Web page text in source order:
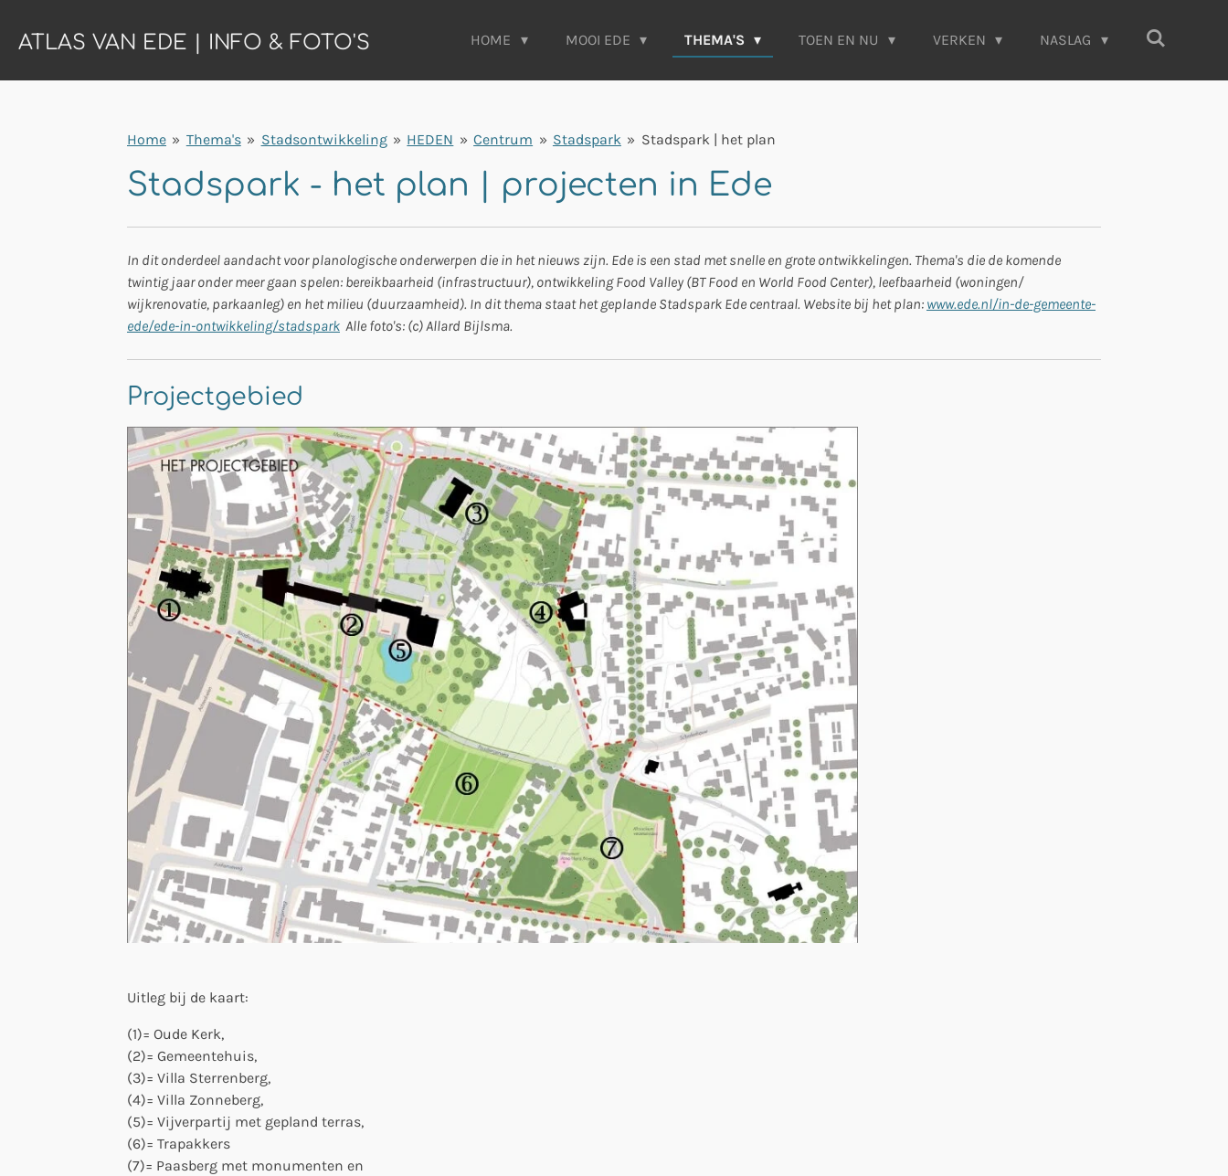
direct
de
ATLAS VAN EDE | INFO & FOTO'S HOME MOOI EDE THEMA'S TOEN EN NU VERKEN NASLAG
Home » Thema's » Stadsontwikkeling » HEDEN » Centrum » Stadspark » Stadspark | het plan
Stadspark - het plan | projecten in Ede
In dit onderdeel aandacht voor planologische onderwerpen die in het nieuws zijn. Ede is een stad met snelle en grote ontwikkelingen. Thema's die de komende
twintig jaar onder meer gaan spelen: bereikbaarheid (infrastructuur), ontwikkeling Food Valley (BT Food en World Food Center), leefbaarheid (woningen/
wijkrenovatie, parkaanleg) en het milieu (duurzaamheid). In dit thema staat het geplande Stadspark Ede centraal. Website bij het plan: www.ede.nl/in-de-gemeente-
ede/ede-in-ontwikkeling/stadspark Alle foto's: (c) Allard Bijlsma.
Projectgebied
Uitleg bij de kaart:
(1)= Oude Kerk,
(2)= Gemeentehuis,
(3)= Villa Sterrenberg,
(4)= Villa Zonneberg,
(5)= Vijverpartij met gepland terras,
(6)= Trapakkers
(7)= Paasberg met monumenten en